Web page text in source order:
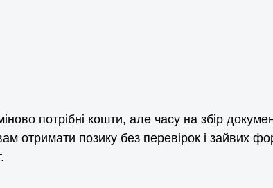
потрібні кошти, але часу на збір
отримати позику без перевірок і зайвих